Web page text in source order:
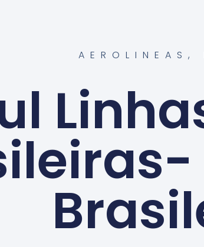
AEROLINEAS ,